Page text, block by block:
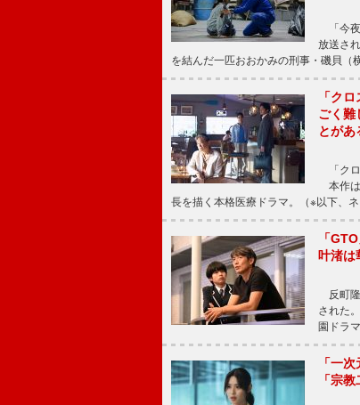
「今夜
放送さ
を結んだ一匹おおかみの刑事・磯貝
「ク
ごく難
とがあ
「クロ
本作は
長を描く本格医療ドラマ。（※以下
「
叶渚は
反町隆
された
園ドラ
「一
「宗